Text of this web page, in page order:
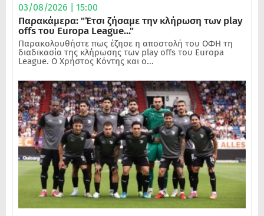
03/08/2026 | 15:00
Παρακάμερα: "Έτσι ζήσαμε την κλήρωση των play
offs του Europa League..."
Παρακολουθήστε πως έζησε η αποστολή του ΟΦΗ τη
διαδικασία της κλήρωσης των play offs του Europa
League. Ο Χρήστος Κόντης και ο...